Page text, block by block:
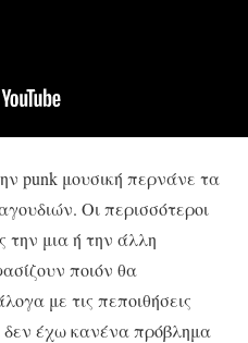
punk μουσική περνάνε τα
Οι περισσότεροι
την μια ή την άλλη
ποιόν θα
με τις πεποιθήσεις
έχω κανένα πρόβλημα